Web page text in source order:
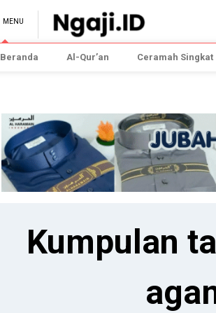
MENU
Beranda Al-Qur’an Ceramah Singkat
Kumpulan